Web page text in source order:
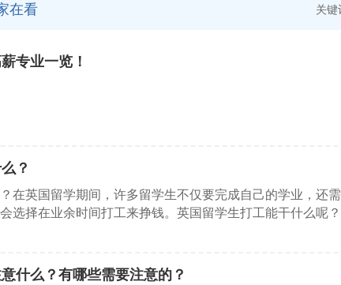
在看 关键
专业一览！
？
在英国留学期间，许多留学生不仅要完成自己的学业，还
选择在业余时间打工来挣钱。英国留学生打工能干什么呢
什么？有哪些需要注意的？